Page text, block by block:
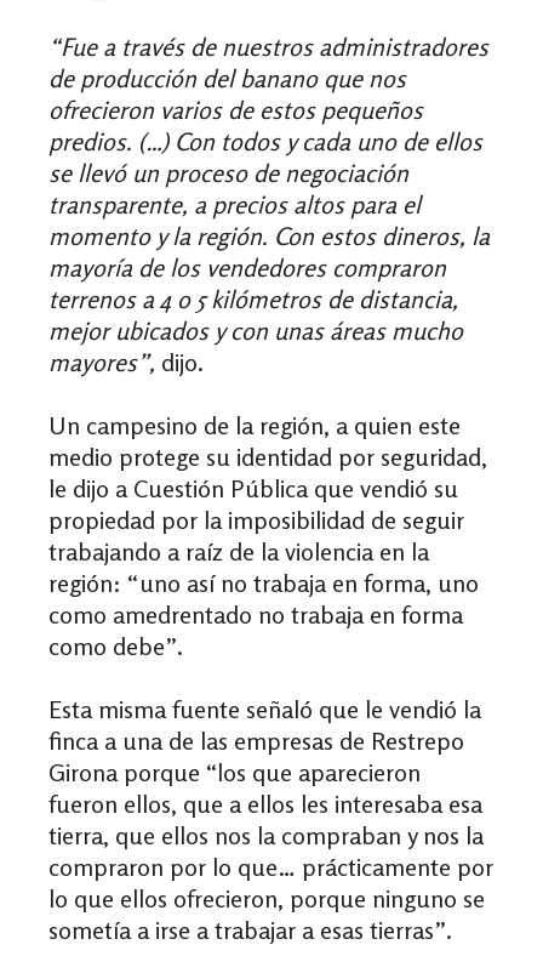
“Fue a través de nuestros administradores
de producción del banano que nos
ofrecieron varios de estos pequeños
predios. (…) Con todos y cada uno de ellos
se llevó un proceso de negociación
transparente, a precios altos para el
momento y la región. Con estos dineros, la
mayoría de los vendedores compraron
terrenos a 4 o 5 kilómetros de distancia,
mejor ubicados y con unas áreas mucho
mayores”, dijo.
Un campesino de la región, a quien este
medio protege su identidad por seguridad,
le dijo a Cuestión Pública que vendió su
propiedad por la imposibilidad de seguir
trabajando a raíz de la violencia en la
región: “uno así no trabaja en forma, uno
como amedrentado no trabaja en forma
como debe”.
Esta misma fuente señaló que le vendió la
finca a una de las empresas de Restrepo
Girona porque “los que aparecieron
fueron ellos, que a ellos les interesaba esa
tierra, que ellos nos la compraban y nos la
compraron por lo que… prácticamente por
lo que ellos ofrecieron, porque ninguno se
sometía a irse a trabajar a esas tierras”.